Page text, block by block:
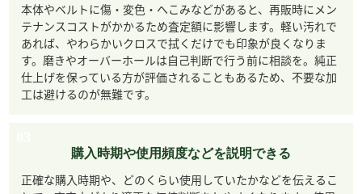
本体やベルトに傷・変色・へこみなどがあると、再販時にメン
テナンスコストがかかるため査定額に影響します。軽い汚れで
あれば、やわらかいクロスで拭くだけでも印象が良くなりま
す。磨きやオーバーホールは自己判断で行う前に相談を。純正
仕上げを保っている方が評価されることもあるため、不要な加
工は避けるのが無難です。
購入時期や使用頻度などを説明できる
正確な購入時期や、どのくらい使用していたかなどを伝えるこ